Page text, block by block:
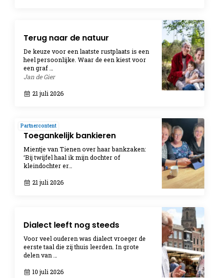
Terug naar de natuur
De keuze voor een laatste rustplaats is een
heel persoonlijke. Waar de een kiest voor
een graf …
Jan de Gier
21 juli 2026
Toegankelijk bankieren
Mientje van Tienen over haar bankzaken:
‘Bij twijfel haal ik mijn dochter of
kleindochter er…
21 juli 2026
Partnercontent
Dialect leeft nog steeds
Voor veel ouderen was dialect vroeger de
eerste taal die zij thuis leerden. In grote
delen van …
10 juli 2026